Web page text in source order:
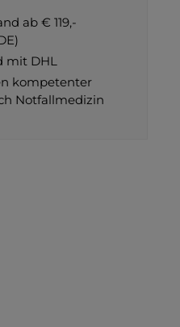
ab € 119,-
mit DHL
kompetenter
Notfallmedizin